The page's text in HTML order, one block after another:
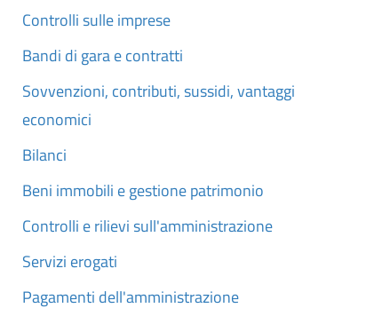
Controlli sulle imprese
Bandi di gara e contratti
Sovvenzioni, contributi, sussidi, vantaggi
economici
Bilanci
Beni immobili e gestione patrimonio
Controlli e rilievi sull'amministrazione
Servizi erogati
Pagamenti dell'amministrazione